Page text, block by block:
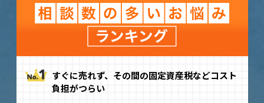
すぐに売れず、その間の固定資産税などコスト
負担がつらい